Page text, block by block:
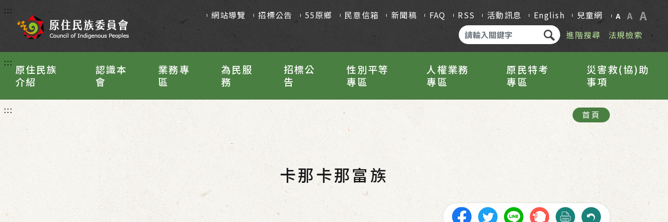
::: 網站導覽 招標公告 55原鄉 民意信箱 新聞稿 FAQ RSS 活動訊息 English 兒童網 A A A
進階搜尋 法規檢索
:::
原住民族
介紹
認識本
會
業務專
區
為民服
務
招標公
告
性別平等
專區
人權業務
專區
原民特考
專區
災害救(協)助
事項
::: 首頁
卡那卡那富族